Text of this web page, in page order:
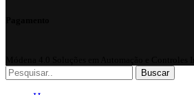
Buscar